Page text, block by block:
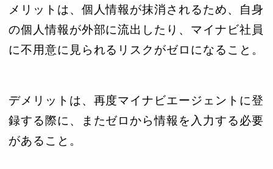
メリットは、個人情報が抹消されるため、自身
の個人情報が外部に流出したり、マイナビ社員
に不用意に見られるリスクがゼロになること。
デメリットは、再度マイナビエージェントに登
録する際に、またゼロから情報を入力する必要
があること。